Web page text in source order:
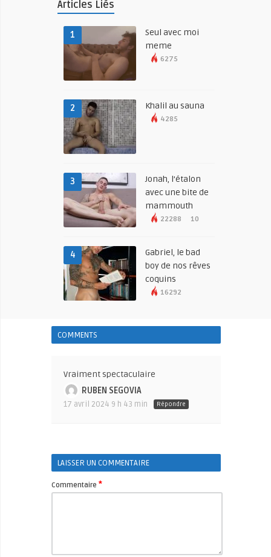
Articles Liés
1
Seul avec moi
meme
6275
2 Khalil au sauna
4285
3
Jonah, l’étalon
avec une bite de
mammouth
22288 10
4
Gabriel, le bad
boy de nos rêves
coquins
16292
COMMENTS
Vraiment spectaculaire
RUBEN SEGOVIA
17 avril 2024 9 h 43 min Répondre
LAISSER UN COMMENTAIRE
Commentaire *